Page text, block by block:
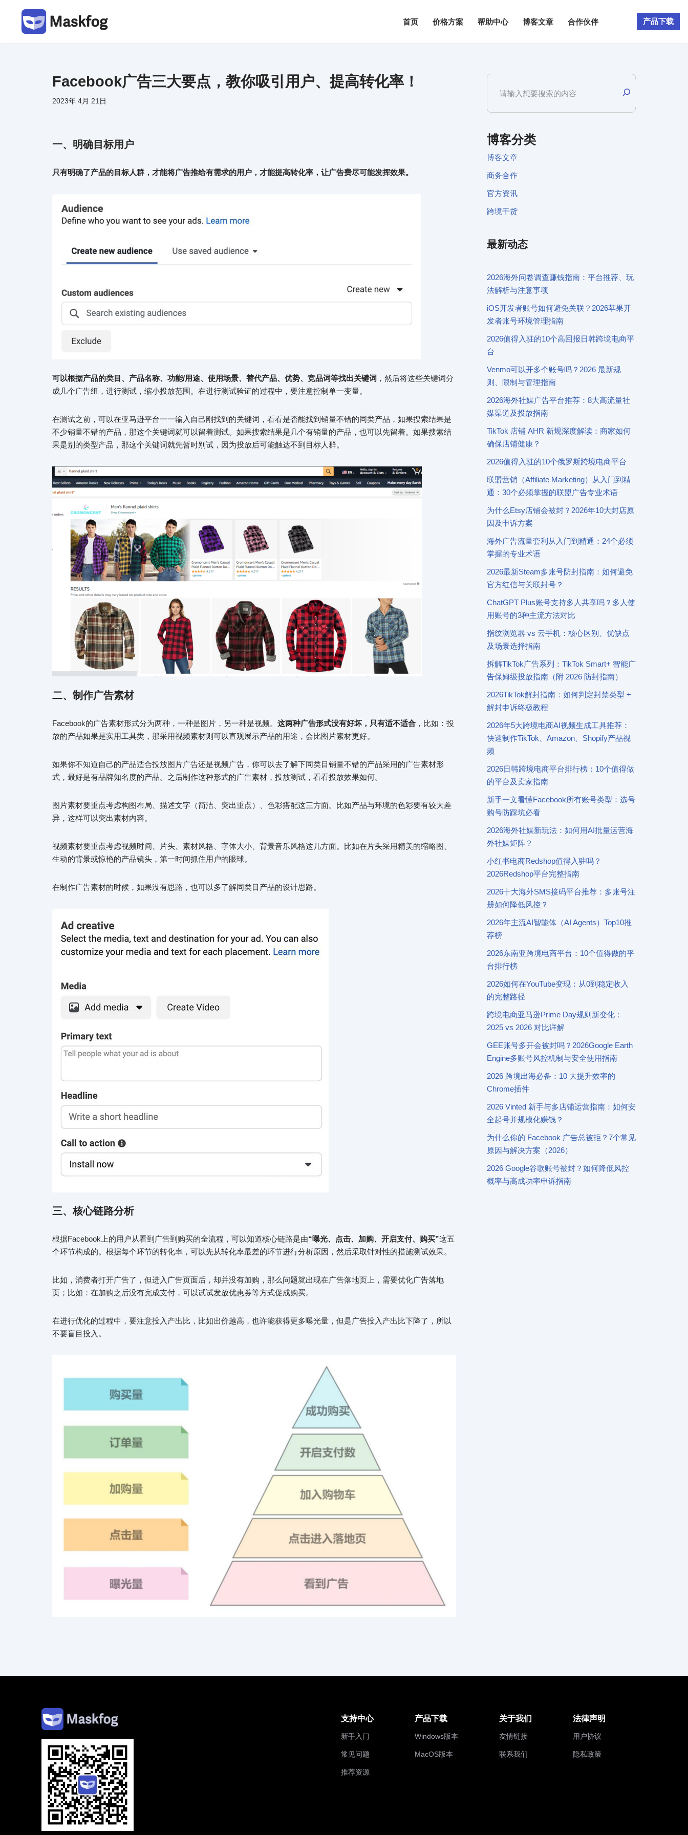
首页 价格方案 帮助中心 博客文章 合作伙伴 产品下载
Facebook广告三大要点，教你吸引用户、提高转化率！
2023年 4月 21日
一、明确目标用户
只有明确了产品的目标人群，才能将广告推给有需求的用户，才能提高转化率，让广告费尽可能发挥效果。
可以根据产品的类目、产品名称、功能/用途、使用场景、替代产品、优势、竞品词等找出关键词 ，然后将这些关键词分
成几个广告组，进行测试，缩小投放范围。在进行测试验证的过程中，要注意控制单一变量。
在测试之前，可以在亚马逊平台一一输入自己刚找到的关键词，看看是否能找到销量不错的同类产品，如果搜索结果是
不少销量不错的产品，那这个关键词就可以留着测试。如果搜索结果是几个有销量的产品，也可以先留着。如果搜索结
果是别的类型产品，那这个关键词就先暂时别试，因为投放后可能触达不到目标人群。
二、制作广告素材
Facebook的广告素材形式分为两种，一种是图片，另一种是视频。 这两种广告形式没有好坏，只有适不适合 ，比如：投
放的产品如果是实用工具类，那采用视频素材则可以直观展示产品的用途，会比图片素材更好。
如果你不知道自己的产品适合投放图片广告还是视频广告，你可以去了解下同类目销量不错的产品采用的广告素材形
式，最好是有品牌知名度的产品。之后制作这种形式的广告素材，投放测试，看看投放效果如何。
图片素材要重点考虑构图布局、描述文字（简洁、突出重点）、色彩搭配这三方面。比如产品与环境的色彩要有较大差
异，这样可以突出素材内容。
视频素材要重点考虑视频时间、片头、素材风格、字体大小、背景音乐风格这几方面。比如在片头采用精美的缩略图、
生动的背景或惊艳的产品镜头，第一时间抓住用户的眼球。
在制作广告素材的时候，如果没有思路，也可以多了解同类目产品的设计思路。
三、核心链路分析
根据Facebook上的用户从看到广告到购买的全流程，可以知道核心链路是由“曝光、点击、加购、开启支付、购买”这五
个环节构成的。根据每个环节的转化率，可以先从转化率最差的环节进行分析原因，然后采取针对性的措施测试效果。
比如，消费者打开广告了，但进入广告页面后，却并没有加购，那么问题就出现在广告落地页上，需要优化广告落地
页；比如：在加购之后没有完成支付，可以试试发放优惠券等方式促成购买。
在进行优化的过程中，要注意投入产出比，比如出价越高，也许能获得更多曝光量，但是广告投入产出比下降了，所以
不要盲目投入。
博客分类
博客文章
商务合作
官方资讯
跨境干货
最新动态
2026海外问卷调查赚钱指南：平台推荐、玩
法解析与注意事项
iOS开发者账号如何避免关联？2026苹果开
发者账号环境管理指南
2026值得入驻的10个高回报日韩跨境电商平
台
Venmo可以开多个账号吗？2026 最新规
则、限制与管理指南
2026海外社媒广告平台推荐：8大高流量社
媒渠道及投放指南
TikTok 店铺 AHR 新规深度解读：商家如何
确保店铺健康？
2026值得入驻的10个俄罗斯跨境电商平台
联盟营销（Affiliate Marketing）从入门到精
通：30个必须掌握的联盟广告专业术语
为什么Etsy店铺会被封？2026年10大封店原
因及申诉方案
海外广告流量套利从入门到精通：24个必须
掌握的专业术语
2026最新Steam多账号防封指南：如何避免
官方红信与关联封号？
ChatGPT Plus账号支持多人共享吗？多人使
用账号的3种主流方法对比
指纹浏览器 vs 云手机：核心区别、优缺点
及场景选择指南
拆解TikTok广告系列：TikTok Smart+ 智能广
告保姆级投放指南（附 2026 防封指南）
2026TikTok解封指南：如何判定封禁类型 +
解封申诉终极教程
2026年5大跨境电商AI视频生成工具推荐：
快速制作TikTok、Amazon、Shopify产品视
频
2026日韩跨境电商平台排行榜：10个值得做
的平台及卖家指南
新手一文看懂Facebook所有账号类型：选号
购号防踩坑必看
2026海外社媒新玩法：如何用AI批量运营海
外社媒矩阵？
小红书电商Redshop值得入驻吗？
2026Redshop平台完整指南
2026十大海外SMS接码平台推荐：多账号注
册如何降低风控？
2026年主流AI智能体（AI Agents）Top10推
荐榜
2026东南亚跨境电商平台：10个值得做的平
台排行榜
2026如何在YouTube变现：从0到稳定收入
的完整路径
跨境电商亚马逊Prime Day规则新变化：
2025 vs 2026 对比详解
GEE账号多开会被封吗？2026Google Earth
Engine多账号风控机制与安全使用指南
2026 跨境出海必备：10 大提升效率的
Chrome插件
2026 Vinted 新手与多店铺运营指南：如何安
全起号并规模化赚钱？
为什么你的 Facebook 广告总被拒？7个常见
原因与解决方案（2026）
2026 Google谷歌账号被封？如何降低风控
概率与高成功率申诉指南
支持中心
新手入门
常见问题
推荐资源
产品下载
Windows版本
MacOS版本
关于我们
友情链接
联系我们
法律声明
用户协议
隐私政策